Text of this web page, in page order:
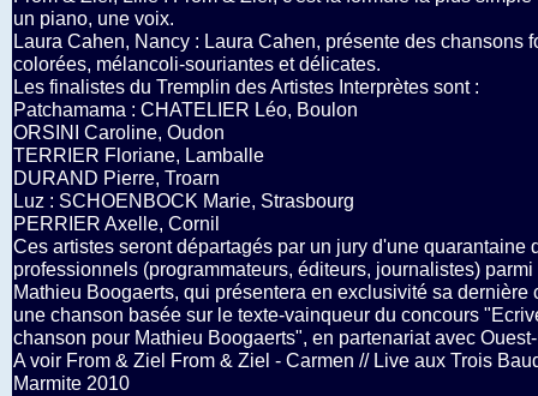
un piano, une voix.
Laura Cahen, Nancy : Laura Cahen, présente des chansons
colorées, mélancoli-souriantes et délicates.
Les finalistes du Tremplin des Artistes Interprètes sont :
Patchamama : CHATELIER Léo, Boulon
ORSINI Caroline, Oudon
TERRIER Floriane, Lamballe
DURAND Pierre, Troarn
Luz : SCHOENBOCK Marie, Strasbourg
PERRIER Axelle, Cornil
Ces artistes seront départagés par un jury d'une quarantaine
professionnels (programmateurs, éditeurs, journalistes)
Mathieu Boogaerts, qui présentera en exclusivité sa dernière
une chanson basée sur le texte-vainqueur du concours
chanson pour Mathieu Boogaerts", en partenariat avec
A voir From & Ziel From & Ziel - Carmen // Live aux Trois
Marmite 2010